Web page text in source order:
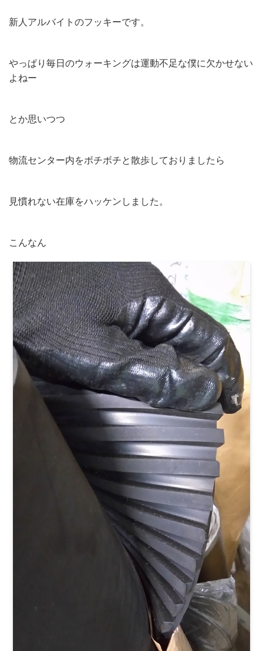
新人アルバイトのフッキーです。
やっぱり毎日のウォーキングは運動不足な僕に欠かせない
よねー
とか思いつつ
物流センター内をボチボチと散歩しておりましたら
見慣れない在庫をハッケンしました。
こんなん